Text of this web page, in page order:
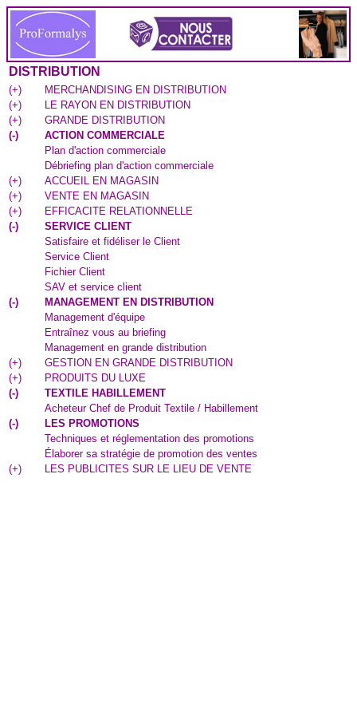
DISTRIBUTION
(+)
MERCHANDISING EN DISTRIBUTION
(+)
LE RAYON EN DISTRIBUTION
(+)
GRANDE DISTRIBUTION
(-)
ACTION COMMERCIALE
Plan d'action commerciale
Débriefing plan d'action commerciale
(+)
ACCUEIL EN MAGASIN
(+)
VENTE EN MAGASIN
(+)
EFFICACITE RELATIONNELLE
(-)
SERVICE CLIENT
Satisfaire et fidéliser le Client
Service Client
Fichier Client
SAV et service client
(-)
MANAGEMENT EN DISTRIBUTION
Management d'équipe
Entraînez vous au briefing
Management en grande distribution
(+)
GESTION EN GRANDE DISTRIBUTION
(+)
PRODUITS DU LUXE
(-)
TEXTILE HABILLEMENT
Acheteur Chef de Produit Textile / Habillement
(-)
LES PROMOTIONS
Techniques et réglementation des promotions
Élaborer sa stratégie de promotion des ventes
(+) LES PUBLICITES SUR LE LIEU DE VENTE